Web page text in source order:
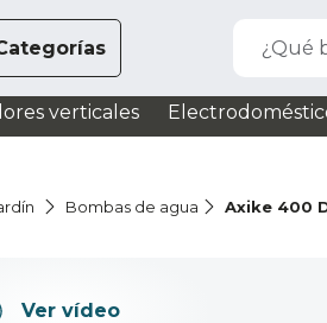
¿Qué
verticales
Bombas de agua Axike 400
Ver vídeo